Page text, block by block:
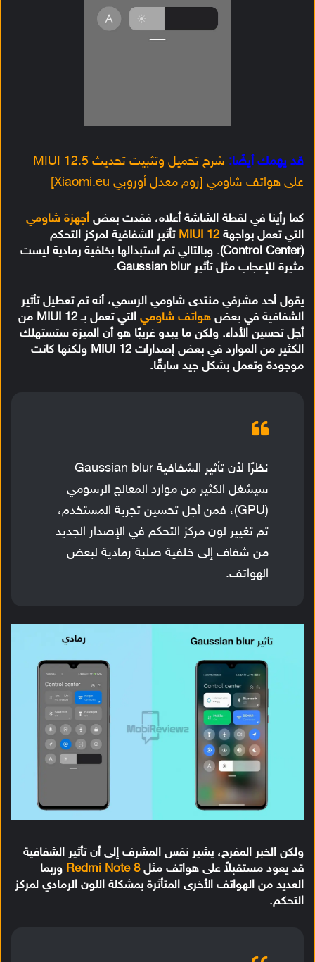
قد يهمك أيضًا:
شرح تحميل وتثبيت تحديث MIUI 12.5
على هواتف شاومي [روم معدل أوروبي Xiaomi.eu]
كما رأينا في لقطة الشاشة أعلاه، فقدت بعض أجهزة شاومي
التي تعمل بواجهة MIUI 12 تأثير الشفافية لمركز التحكم
(Control Center). وبالتالي تم استبدالها بخلفية رمادية ليست
مثيرة للإعجاب مثل تأثير Gaussian blur.
يقول أحد مشرفي منتدى شاومي الرسمي، أنه تم تعطيل تأثير
الشفافية في بعض هواتف شاومي
التي تعمل بـ MIUI 12 من
أجل تحسين الأداء. ولكن ما يبدو غريبًا هو أن الميزة ستستهلك
الكثير من الموارد في بعض إصدارات MIUI 12 ولكنها كانت
موجودة وتعمل بشكل جيد سابقًا.
نظرًا لأن تأثير الشفافية Gaussian blur
سيشغل الكثير من موارد المعالج الرسومي
(GPU)، فمن أجل تحسين تجربة المستخدم،
تم تغيير لون مركز التحكم في الإصدار الجديد
من شفاف إلى خلفية صلبة رمادية لبعض
الهواتف.
ولكن الخبر المفرح، يشير نفس المشرف إلى أن تأثير الشفافية
قد يعود مستقبلاً على هواتف مثلRedmi Note 8 وربما
العديد من الهواتف الأخرى المتأثرة بمشكلة اللون الرمادي لمركز
التحكم.